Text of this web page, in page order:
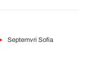
Septemvri Sofia